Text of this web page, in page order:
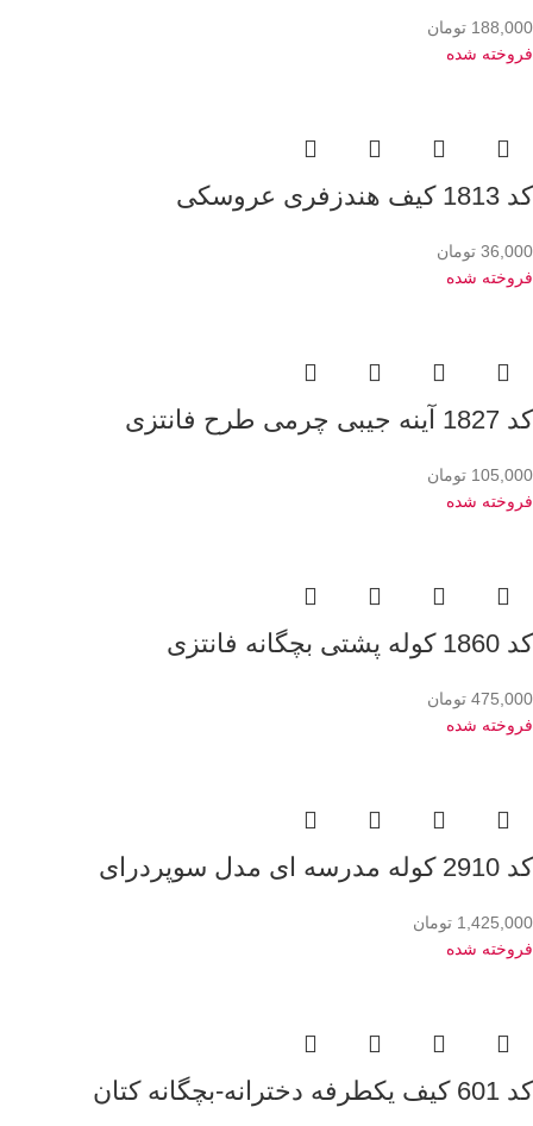
188,000 تومان
فروخته شده
کد 1813 کیف هندزفری عروسکی
36,000 تومان
فروخته شده
کد 1827 آینه جیبی چرمی طرح فانتزی
105,000 تومان
فروخته شده
کد 1860 کوله پشتی بچگانه فانتزی
475,000 تومان
فروخته شده
کد 2910 کوله مدرسه ای مدل سوپردرای
1,425,000 تومان
فروخته شده
کد 601 کیف یکطرفه دخترانه-بچگانه کتان